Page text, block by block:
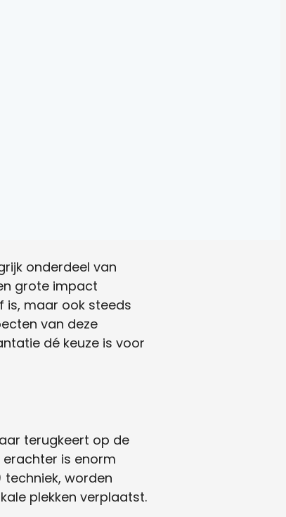
onderdeel van
grote impact
is, maar ook steeds
van deze
dé keuze is voor
terugkeert op de
erachter is enorm
techniek, worden
plekken verplaatst.